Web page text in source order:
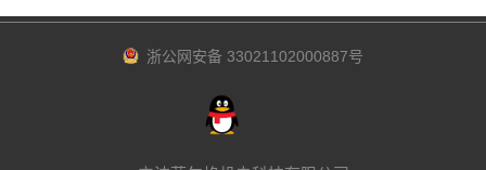
浙公网安备 33021102000887号